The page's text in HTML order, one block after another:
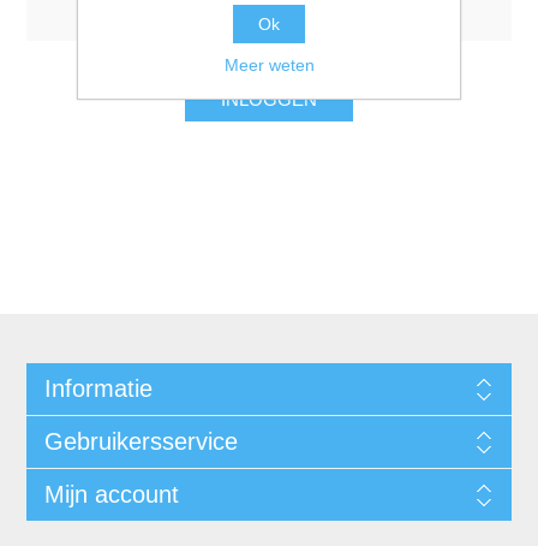
INLOGGEN
Informatie
Gebruikersservice
Mijn account
Ok
Meer weten